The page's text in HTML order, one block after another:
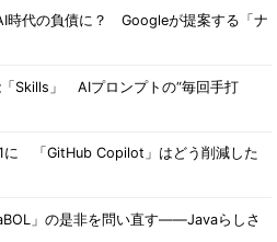
時代の負債に？ Googleが提案する「ナ
Skills」 AIプロンプトの“毎回手打
に 「GitHub Copilot」はどう削減した
」の是非を問い直す――Javaらしさ